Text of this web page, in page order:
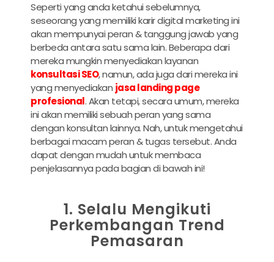
Seperti yang anda ketahui sebelumnya,
seseorang yang memilikikarir digital marketingini
akan mempunyai peran & tanggung jawab yang
berbeda antara satu sama lain. Beberapa dari
mereka mungkin menyediakan layanan
konsultasi SEO, namun, ada juga dari mereka ini
yang menyediakan jasa landing page
profesional. Akan tetapi, secara umum, mereka
ini akan memiliki sebuah peran yang sama
dengan konsultan lainnya. Nah, untuk mengetahui
berbagai macam peran & tugas tersebut. Anda
dapat dengan mudah untuk membaca
penjelasannya pada bagian di bawah ini!
1. Selalu Mengikuti
Perkembangan Trend
Pemasaran